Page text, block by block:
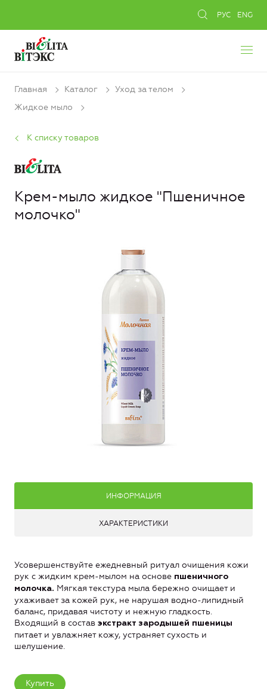
РУС ENG
Главная Каталог
Уход за телом
Жидкое мыло
К списку товаров
Крем-мыло жидкое "Пшеничное
молочко"
ИНФОРМАЦИЯ
ХАРАКТЕРИСТИКИ
Усовершенствуйте ежедневный ритуал очищения кожи
рук с жидким крем-мылом на основе пшеничного
молочка. Мягкая текстура мыла бережно очищает и
ухаживает за кожей рук, не нарушая водно-липидный
баланс, придавая чистоту и нежную гладкость.
Входящий в состав экстракт зародышей пшеницы
питает и увлажняет кожу, устраняет сухость и
шелушение.
Купить